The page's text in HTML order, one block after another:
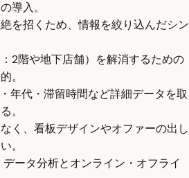
導入。
を招くため、情報を絞り込んだシン
2階や地下店舗）を解消するための
。
年代・滞留時間など詳細データを取
。
く、看板デザインやオファーの出し
。
ータ分析とオンライン・オフライ